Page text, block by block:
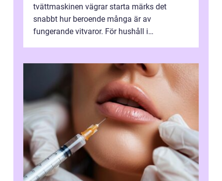
tvättmaskinen vägrar starta märks det
snabbt hur beroende många är av
fungerande vitvaror. För hushåll i